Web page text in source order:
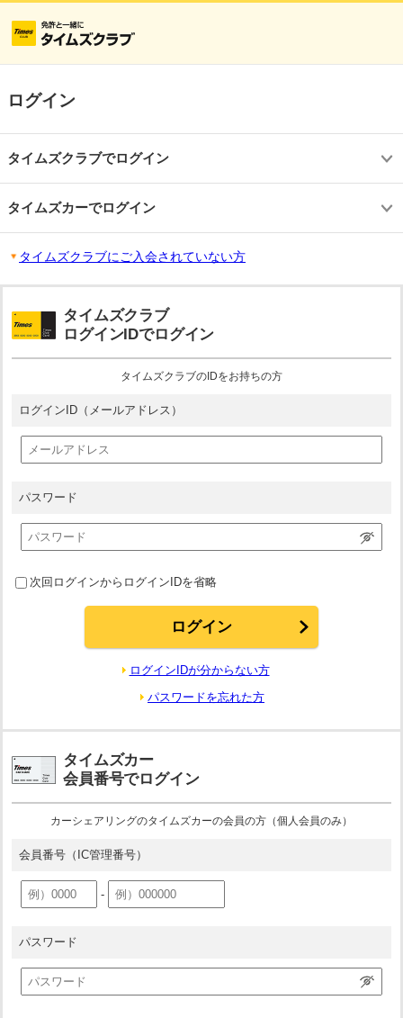
ログイン
タイムズクラブでログイン
タイムズカーでログイン
タイムズクラブにご入会されていない方
タイムズクラブ
ログインIDでログイン
タイムズクラブのIDをお持ちの方
ログインID （メールアドレス）
パスワード
次回ログインからログインIDを省略
ログインIDが分からない方
パスワードを忘れた方
タイムズカー
会員番号でログイン
カーシェアリングのタイムズカーの会員の方（個人会員のみ）
会員番号 （IC管理番号）
-
パスワード